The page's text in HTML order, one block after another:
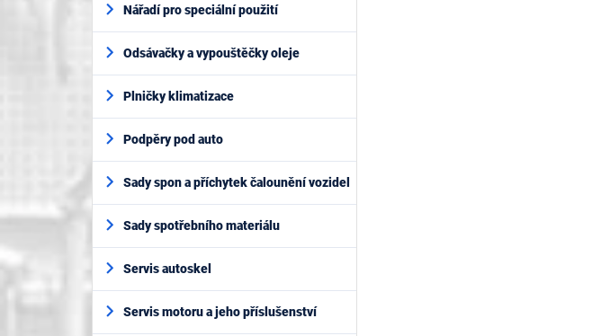
Nářadí pro speciální použití
Odsávačky a vypouštěčky oleje
Plničky klimatizace
Podpěry pod auto
Sady spon a příchytek čalounění vozidel
Sady spotřebního materiálu
Servis autoskel
Servis motoru a jeho příslušenství